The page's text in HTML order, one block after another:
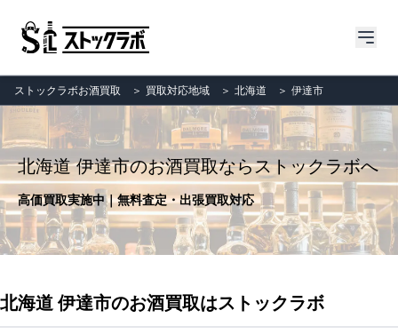
ストックラボお酒買取 ＞ 買取対応地域 ＞ 北海道 ＞ 伊達市
北海道 伊達市のお酒買取ならストックラボへ
高価買取実施中｜無料査定・出張買取対応
北海道 伊達市のお酒買取はストックラボ